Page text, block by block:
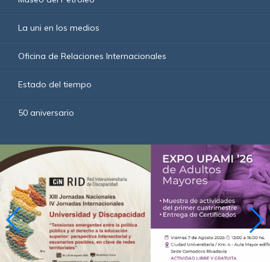
La uni en los medios
Oficina de Relaciones Internacionales
Estado del tiempo
50 aniversario